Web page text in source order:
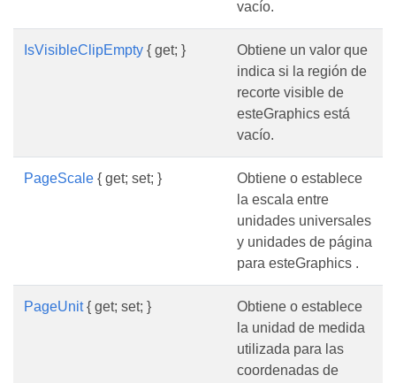
vacío.
IsVisibleClipEmpty { get; }
Obtiene un valor que
indica si la región de
recorte visible de
esteGraphics está
vacío.
PageScale { get; set; }
Obtiene o establece
la escala entre
unidades universales
y unidades de página
para esteGraphics .
PageUnit{ get; set; }
Obtiene o establece
la unidad de medida
utilizada para las
coordenadas de